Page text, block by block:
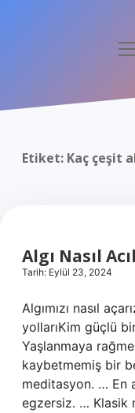
Politikası
Etiket: Kaç çeşit
Algı Nasıl
Tarih: Eylül 23, 2024
Algımızı nasıl
yollarıKim güçlü
Yaşlanmaya
kaybetmemiş bir
meditasyon. … En
egzersiz. … Klasik